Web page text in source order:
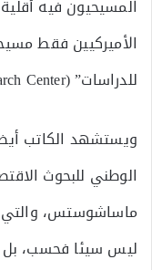
الأميركيين فقط
للدراسات” (Pew Research Center)‏.
ويستشهد الكاتب
الوطني للبحوث
ماساشوستس، والتي
ليس سيئا فحسب، بل